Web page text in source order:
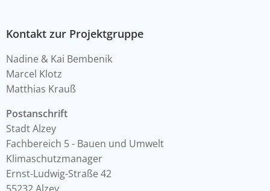
Kontakt zur Projektgruppe
Nadine & Kai Bembenik
Marcel Klotz
Matthias Krauß
Postanschrift
Stadt Alzey
Fachbereich 5 - Bauen und Umwelt
Klimaschutzmanager
Ernst-Ludwig-Straße 42